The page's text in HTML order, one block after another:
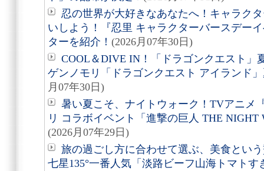
忍の世界が大好きなあなたへ！キャラク
いしよう！『忍里 キャラクターバースデー
ターを紹介！ (2026月07年30日)
COOL＆DIVE IN！「ドラゴンクエスト」
ゲンノモリ「ドラゴンクエスト アイランド
月07年30日)
暑い夏こそ、ナイトウォーク！TVアニメ
リ コラボイベント「進撃の巨人 THE
(2026月07年29日)
旅の過ごし方に合わせて選ぶ、美食とい
七星135°一番人気「淡路ビーフ山海トマト